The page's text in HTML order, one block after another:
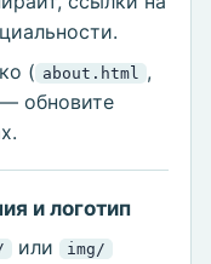
( about.html ,
обновите
и логотип
или img/